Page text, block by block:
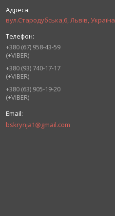
вул.Стародубська,6, Львів, Україна
+380 (67) 958-43-59
(+VIBER)
+380 (93) 740-17-17
(+VIBER)
+380 (63) 905-19-20
(+VIBER)
bskrynja1@gmail.com